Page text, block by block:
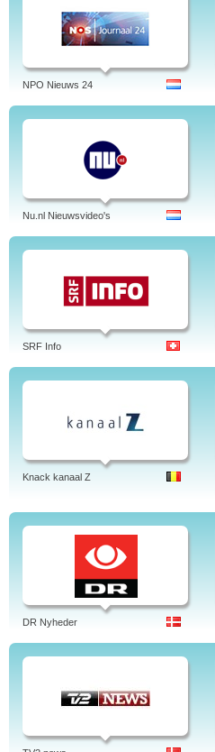
NPO Nieuws 24
Nu.nl Nieuwsvideo's
SRF Info
Knack kanaal Z
DR Nyheder